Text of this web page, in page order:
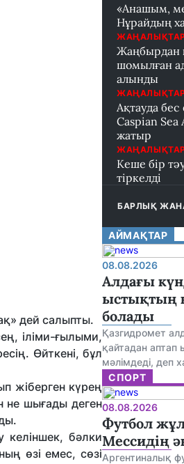
дей салыпты.
іліми-ғылыми,
Өйткені, бұл
жіберген күрең
не шығады деген
келіншек, бәлки
өзі емес, сөзі
«Анашым,
Нұрайдың
Жаңбырдан
шомылған
алынды
Ақтауда бес
Caspian Sea
жатыр
Кеше бір
тіркелді
БАРЛЫҚ
АЙМАҚТАР
08.08.2026
Алдағы
ыстықтың
болады
Қазгидромет
қайтадан
мәлімдеді, деп
СПОРТ
08.08.2026
Футбол
Мессидің
Аргентиналық